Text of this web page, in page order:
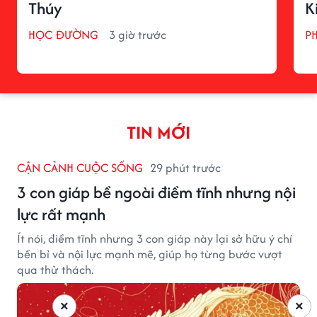
Thúy
HỌC ĐƯỜNG 3 giờ trước
TIN MỚI
CẬN CẢNH CUỘC SỐNG 29 phút trước
3 con giáp bề ngoài điềm tĩnh nhưng nội
lực rất mạnh
Ít nói, điềm tĩnh nhưng 3 con giáp này lại sở hữu ý chí
bền bỉ và nội lực mạnh mẽ, giúp họ từng bước vượt
qua thử thách.
×
×